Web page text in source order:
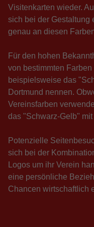
Visitenkarten wieder.
sich bei der Gestaltung
genau an diesen
Für den hohen
von bestimmten
beispielsweise das
Dortmund nennen.
Vereinsfarben
das "Schwarz-Gelb"
Potenzielle
sich bei der
Logos um ihr Verein
eine persönliche
Chancen wirtschaftlich